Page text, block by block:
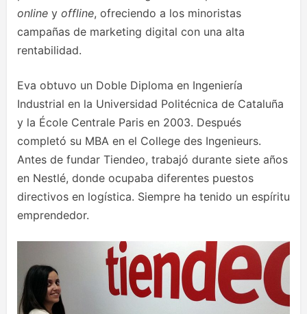
online y offline, ofreciendo a los minoristas
campañas de marketing digital con una alta
rentabilidad.
Eva obtuvo un Doble Diploma en Ingeniería
Industrial en la Universidad Politécnica de Cataluña
y la École Centrale Paris en 2003. Después
completó su MBA en el College des Ingenieurs.
Antes de fundar Tiendeo, trabajó durante siete años
en Nestlé, donde ocupaba diferentes puestos
directivos en logística. Siempre ha tenido un espíritu
emprendedor.